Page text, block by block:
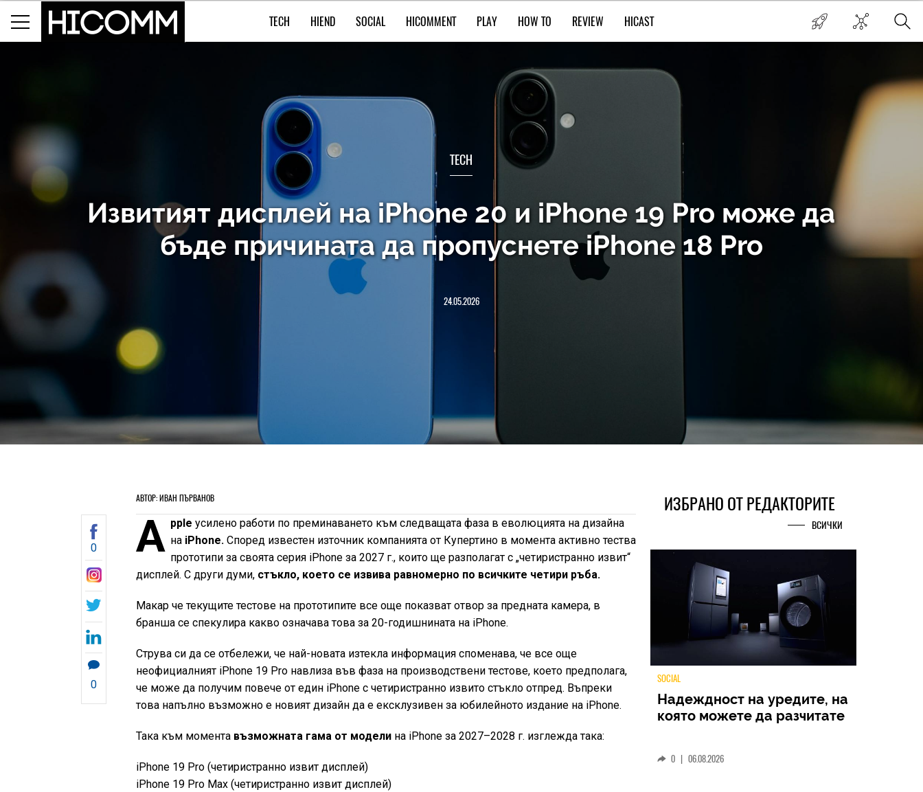
TECH HIEND SOCIAL HICOMMENT PLAY HOW TO REVIEW HICAST
TECH
Извитият дисплей на iPhone 20 и iPhone 19 Pro може да
бъде причината да пропуснете iPhone 18 Pro
24.05.2026
АВТОР: ИВАН ПЪРВАНОВ
0
0
A pple усилено работи по преминаването към следващата фаза в еволюцията на дизайна
на iPhone.Според известен източник компанията от Купертино в момента активно тества
прототипи за своята серия iPhone за 2027 г., които ще разполагат с „четиристранно извит“
дисплей. С други думи, стъкло, което се извива равномерно по всичките четири ръба.
Макар че текущите тестове на прототипите все още показват отвор за предната камера, в
бранша се спекулира какво означава това за 20-годишнината на iPhone.
Струва си да се отбележи, че най-новата изтекла информация споменава, че все още
неофициалният iPhone 19 Pro навлиза във фаза на производствени тестове, което предполага,
че може да получим повече от един iPhone с четиристранно извито стъкло отпред. Въпреки
това напълно възможно е новият дизайн да е ексклузивен за юбилейното издание на iPhone.
Така към момента възможната гама от модели на iPhone за 2027–2028 г. изглежда така:
iPhone 19 Pro (четиристранно извит дисплей)
iPhone 19 Pro Max (четиристранно извит дисплей)
ИЗБРАНО ОТ РЕДАКТОРИТЕ
ВСИЧКИ
TECH
Ultra – ново име, познато